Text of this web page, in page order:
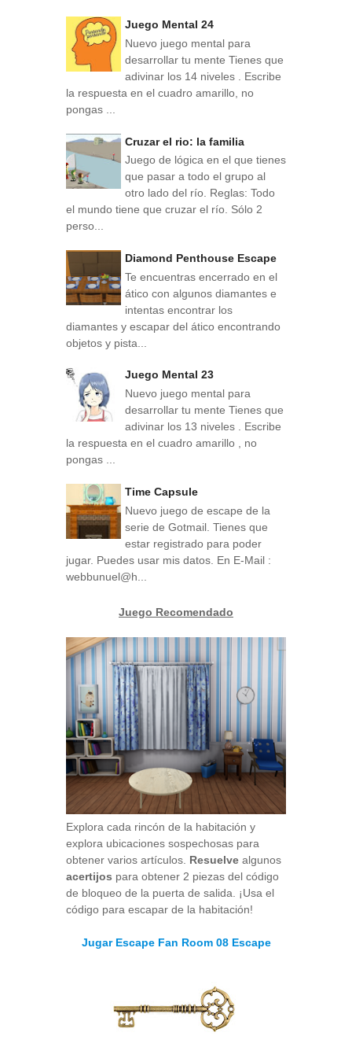
Juego Mental 24
Nuevo juego mental para
desarrollar tu mente Tienes que
adivinar los 14 niveles . Escribe
la respuesta en el cuadro amarillo, no
pongas ...
Cruzar el rio: la familia
Juego de lógica en el que tienes
que pasar a todo el grupo al
otro lado del río. Reglas: Todo
el mundo tiene que cruzar el río. Sólo 2
perso...
Diamond Penthouse Escape
Te encuentras encerrado en el
ático con algunos diamantes e
intentas encontrar los
diamantes y escapar del ático encontrando
objetos y pista...
Juego Mental 23
Nuevo juego mental para
desarrollar tu mente Tienes que
adivinar los 13 niveles . Escribe
la respuesta en el cuadro amarillo , no
pongas ...
Time Capsule
Nuevo juego de escape de la
serie de Gotmail. Tienes que
estar registrado para poder
jugar. Puedes usar mis datos. En E-Mail :
webbunuel@h...
Juego Recomendado
Explora cada rincón de la habitación y
explora ubicaciones sospechosas para
obtener varios artículos. Resuelve algunos
acertijos para obtener 2 piezas del código
de bloqueo de la puerta de salida. ¡Usa el
código para escapar de la habitación!
Jugar Escape Fan Room 08 Escape